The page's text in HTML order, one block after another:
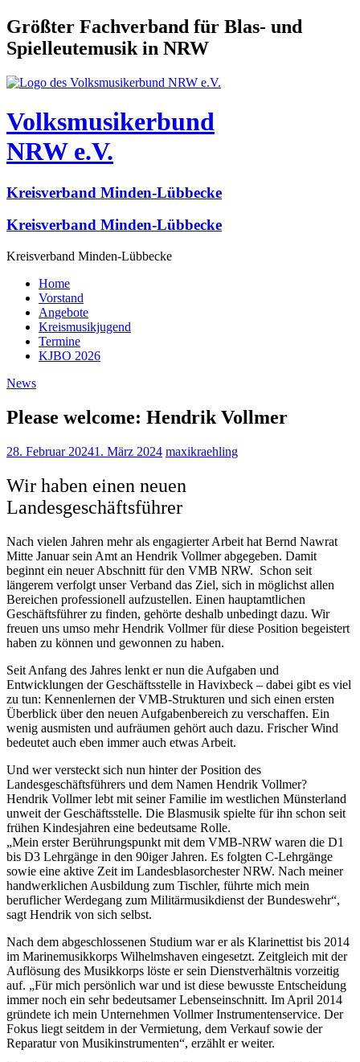
Größter Fachverband für Blas- und
Spielleutemusik in NRW
Volksmusikerbund
NRW e.V.
Kreisverband Minden-Lübbecke
Kreisverband Minden-Lübbecke
Kreisverband Minden-Lübbecke
Home
Vorstand
Angebote
Kreismusikjugend
Termine
KJBO 2026
News
Please welcome: Hendrik Vollmer
28. Februar 20241. März 2024 maxikraehling
Wir haben einen neuen
Landesgeschäftsführer
Nach vielen Jahren mehr als engagierter Arbeit hat Bernd Nawrat
Mitte Januar sein Amt an Hendrik Vollmer abgegeben. Damit
beginnt ein neuer Abschnitt für den VMB NRW. Schon seit
längerem verfolgt unser Verband das Ziel, sich in möglichst allen
Bereichen professionell aufzustellen. Einen hauptamtlichen
Geschäftsführer zu finden, gehörte deshalb unbedingt dazu. Wir
freuen uns umso mehr Hendrik Vollmer für diese Position begeistert
haben zu können und gewonnen zu haben.
Seit Anfang des Jahres lenkt er nun die Aufgaben und
Entwicklungen der Geschäftsstelle in Havixbeck – dabei gibt es viel
zu tun: Kennenlernen der VMB-Strukturen und sich einen ersten
Überblick über den neuen Aufgabenbereich zu verschaffen. Ein
wenig ausmisten und aufräumen gehört auch dazu. Frischer Wind
bedeutet auch eben immer auch etwas Arbeit.
Und wer versteckt sich nun hinter der Position des
Landesgeschäftsführers und dem Namen Hendrik Vollmer?
Hendrik Vollmer lebt mit seiner Familie im westlichen Münsterland
unweit der Geschäftsstelle. Die Blasmusik spielte für ihn schon seit
frühen Kindesjahren eine bedeutsame Rolle.
„Mein erster Berührungspunkt mit dem VMB-NRW waren die D1
bis D3 Lehrgänge in den 90iger Jahren. Es folgten C-Lehrgänge
sowie eine aktive Zeit im Landesblasorchester NRW. Nach meiner
handwerklichen Ausbildung zum Tischler, führte mich mein
beruflicher Werdegang zum Militärmusikdienst der Bundeswehr“,
sagt Hendrik von sich selbst.
Nach dem abgeschlossenen Studium war er als Klarinettist bis 2014
im Marinemusikkorps Wilhelmshaven eingesetzt. Zeitgleich mit der
Auflösung des Musikkorps löste er sein Dienstverhältnis vorzeitig
auf. „Für mich persönlich war und ist diese bewusste Entscheidung
immer noch ein sehr bedeutsamer Lebenseinschnitt. Im April 2014
gründete ich mein Unternehmen Vollmer Instrumentenservice. Der
Fokus liegt seitdem in der Vermietung, dem Verkauf sowie der
Reparatur von Musikinstrumenten“, erzählt er weiter.